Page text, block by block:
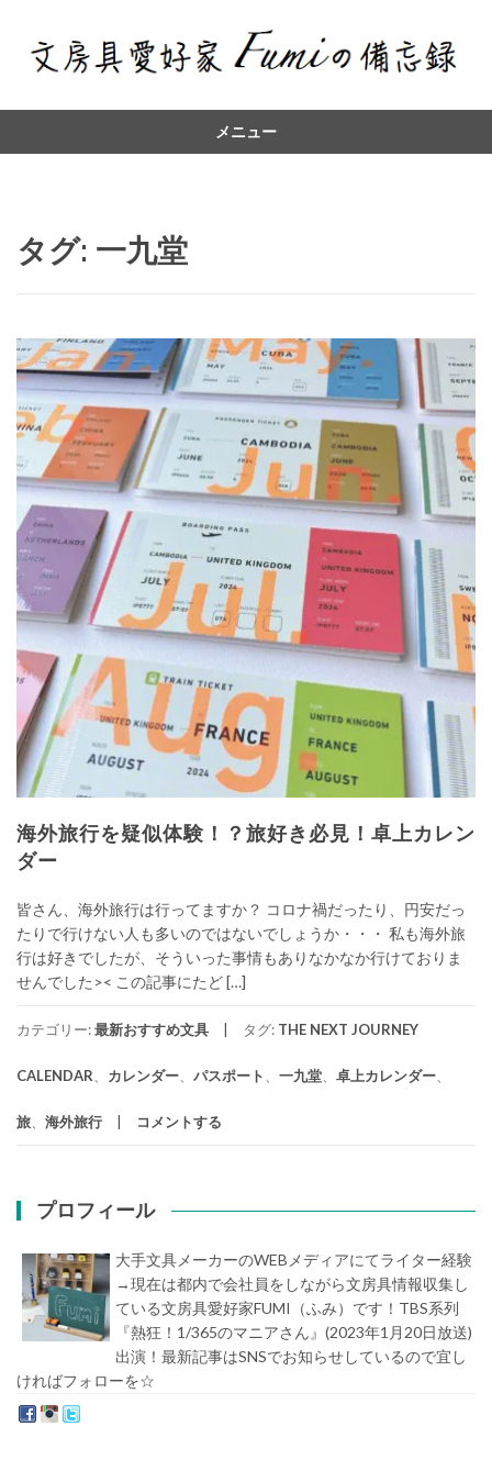
メニュー
タグ: 一九堂
海外旅行を疑似体験！？旅好き必見！卓上カレン
ダー
皆さん、海外旅行は行ってますか？ コロナ禍だったり、円安だっ
たりで行けない人も多いのではないでしょうか・・・ 私も海外旅
行は好きでしたが、そういった事情もありなかなか行けておりま
せんでした>< この記事にたど […]
カテゴリー:最新おすすめ文具 タグ: THE NEXT JOURNEY
CALENDAR、 カレンダー、 パスポート、 一九堂、 卓上カレンダー、
旅、 海外旅行 コメントする
プロフィール
大手文具メーカーのWEBメディアにてライター経験
→現在は都内で会社員をしながら文房具情報収集し
ている文房具愛好家FUMI（ふみ）です！TBS系列
『熱狂！1/365のマニアさん』(2023年1月20日放送)
出演！最新記事はSNSでお知らせしているので宜し
ければフォローを☆